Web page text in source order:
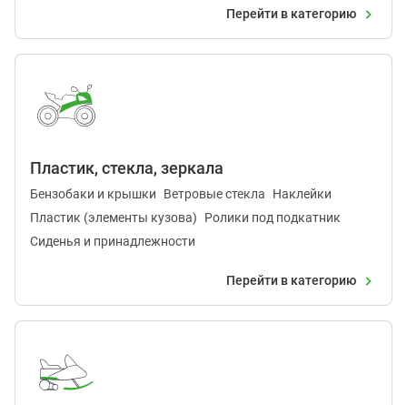
Перейти в категорию
Пластик, стекла, зеркала
Бензобаки и крышки Ветровые стекла
Наклейки
Пластик (элементы кузова)
Ролики под подкатник
Сиденья и принадлежности
Перейти в категорию